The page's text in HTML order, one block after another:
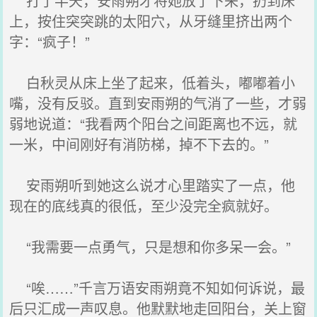
上，按住突突跳的太阳穴，从牙缝里挤出两个
字：“疯子！”
白秋灵从床上坐了起来，低着头，嘟嘟着小
嘴，没有反驳。直到安雨朔的气消了一些，才弱
弱地说道：“我看两个阳台之间距离也不远，就
一米，中间刚好有消防梯，掉不下去的。”
安雨朔听到她这么说才心里踏实了一点，他
现在的底线真的很低，至少没完全疯就好。
“我需要一点勇气，只是想和你多呆一会。”
“唉……”千言万语安雨朔竟不知如何诉说，最
后只汇成一声叹息。他默默地走回阳台，关上窗